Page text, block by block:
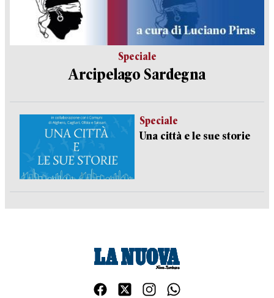
Speciale
Arcipelago Sardegna
Speciale
Una città e le sue storie